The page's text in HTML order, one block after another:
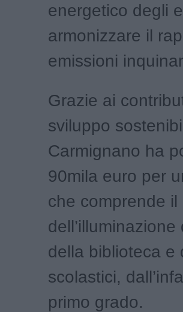
energetico degli
armonizzare il
emissioni
Grazie ai
sviluppo
Carmignano ha
90mila euro per
che comprende il
della biblioteca e
scolastici,
primo grado.